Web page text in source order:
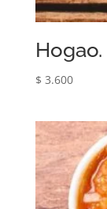
Hogao.
$ 3.600